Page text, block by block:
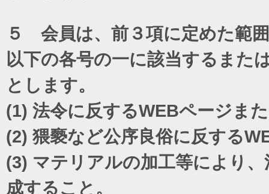
５ 会員は、前３項に定めた範
以下の各号の一に該当するまた
とします。
(1) 法令に反するWEBページま
(2) 猥褻など公序良俗に反する
(3) マテリアルの加工等により
成すること。